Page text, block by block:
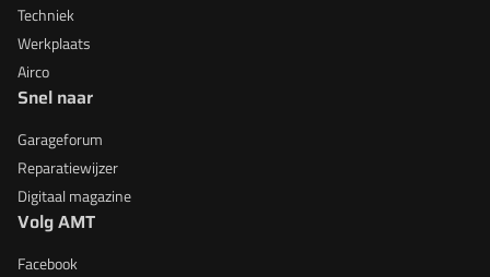
Techniek
Werkplaats
Airco
Snel naar
Garageforum
Reparatiewijzer
Digitaal magazine
Volg AMT
Facebook